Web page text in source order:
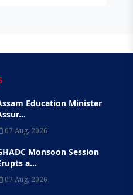
Education Minister
07 Aug, 2026
Monsoon Session
a...
07 Aug, 2026